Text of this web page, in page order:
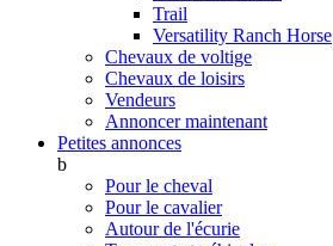
Trail
Versatility Ranch Horse
Chevaux de voltige
Chevaux de loisirs
Vendeurs
Annoncer maintenant
Petites annonces
b
Pour le cheval
Pour le cavalier
Autour de l'écurie